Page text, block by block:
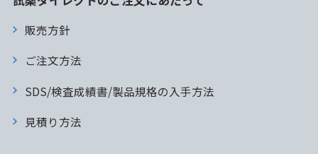
販売方針
ご注文方法
SDS/検査成績書/製品規格の入手方法
見積り方法